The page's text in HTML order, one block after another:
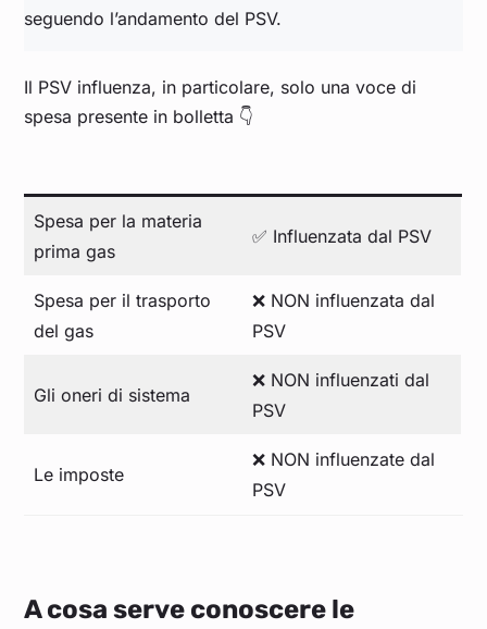
Agosto 2022
Maggio 2022 0,950
Aprile 2022
Marzo 2022
Febbraio 2022 0,862
0,910
seguendo l’andamento del PSV.
Il PSV influenza, in particolare, solo una voce di
spesa presente in bolletta 👇
Spesa per la materia
prima gas
✅ Influenzata dal PSV
Spesa per il trasporto
del gas
❌ NON influenzata dal
PSV
Gli oneri di sistema
❌ NON influenzati dal
PSV
Le imposte
❌ NON influenzate dal
PSV
A cosa serve conoscere le